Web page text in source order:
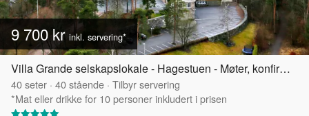
9 700 kr inkl. servering*
Villa Grande selskapslokale - Hagestuen - Møter, konfirmasjoner og mindre selskap
40seter · 40stående · Tilbyr servering
*Mat eller drikke for 10 personer inkludert i prisen